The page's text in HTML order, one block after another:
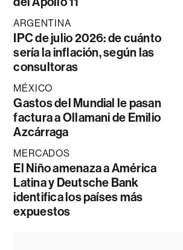
ARGENTINA
IPC de julio 2026: de cuánto
sería la inflación, según las
consultoras
MÉXICO
Gastos del Mundial le pasan
factura a Ollamani de Emilio
Azcárraga
MERCADOS
El Niño amenaza a América
Latina y Deutsche Bank
identifica los países más
expuestos